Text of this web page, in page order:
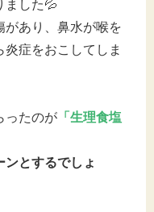
ました💦
あり、鼻水が喉を
症をおこしてしま
ったのが 「生理食塩
ンとするでしょ